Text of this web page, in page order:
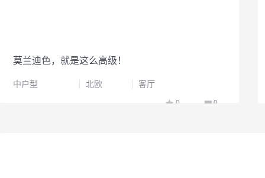
莫兰迪色，就是这么高级！
中户型 北欧 客厅
0 0